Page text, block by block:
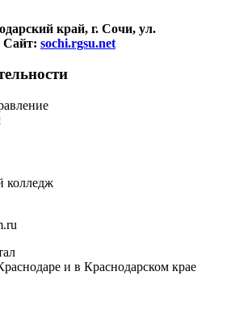
край, г. Сочи, ул.
Сайт: sochi.rgsu.net
колледж
и в Краснодарском крае